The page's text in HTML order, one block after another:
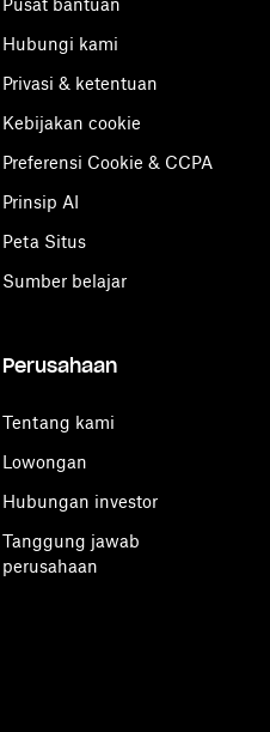
Pusat bantuan
Hubungi kami
Privasi & ketentuan
Kebijakan cookie
Preferensi Cookie & CCPA
Prinsip AI
Peta Situs
Sumber belajar
Perusahaan
Tentang kami
Lowongan
Hubungan investor
Tanggung jawab
perusahaan